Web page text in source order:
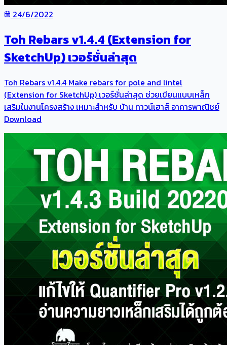
24/6/2022
Toh Rebars v1.4.4 (Extension for
SketchUp) เวอร์ชั่นล่าสุด
Toh Rebars v1.4.4 Make rebars for pole and lintel
(Extension for SketchUp) เวอร์ชั่นล่าสุด ช่วยเขียนแบบเหล็ก
เสริมในงานโครงสร้าง เหมาะสำหรับ บ้าน ทาวน์เฮาส์ อาคารพาณิชย์
Download